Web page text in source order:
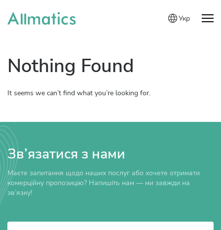
Укр
Nothing Found
It seems we can’t find what you’re looking for.
Зв’язатися з нами
Маєте запитання щодо наших послуг або хочете отримати
комерційну пропозицію? Напишіть нам — ми завжди на
зв’язку!